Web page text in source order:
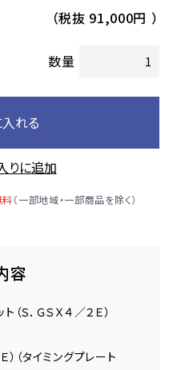
（税抜 91,000円 ）
数量
れる
りに追加
（一部地域・一部商品を除く）
容
Ｓ．ＧＳＸ４／２Ｅ）
）（タイミングプレート